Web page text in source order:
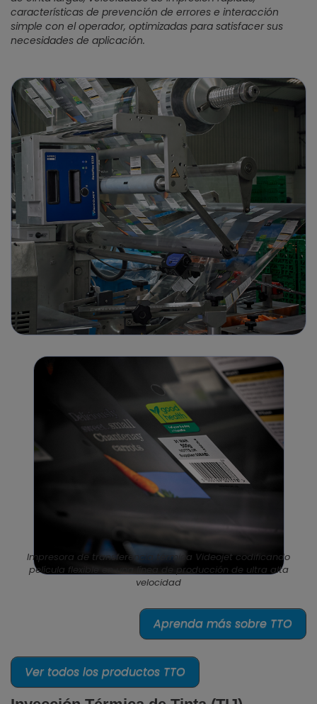
características de prevención de errores e interacción
simple con el operador, optimizadas para satisfacer sus
necesidades de aplicación.
Impresora de transferencia térmica Videojet codificando
película flexible en una línea de producción de ultra alta
velocidad
Aprenda más sobre TTO
Ver todos los productos TTO